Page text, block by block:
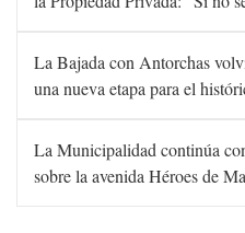
La Bajada con Antorchas
una nueva etapa para el
La Municipalidad continúa
sobre la avenida Héroes de